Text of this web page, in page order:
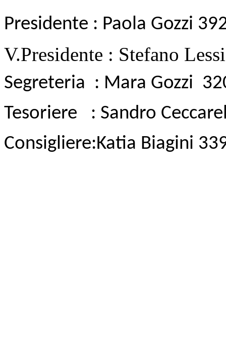
Presidente : Paola Gozzi
V.Presidente : Stefano
Segreteria : Mara Gozzi
Tesoriere : Sandro
Consigliere:Katia Biagini